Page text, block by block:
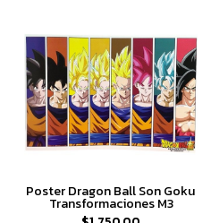
Poster Dragon Ball Son Goku
Transformaciones M3